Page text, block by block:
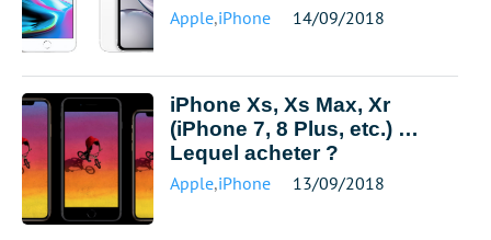
Apple,iPhone 14/09/2018
iPhone Xs, Xs Max, Xr
(iPhone 7, 8 Plus, etc.) …
Lequel acheter ?
Apple,iPhone 13/09/2018